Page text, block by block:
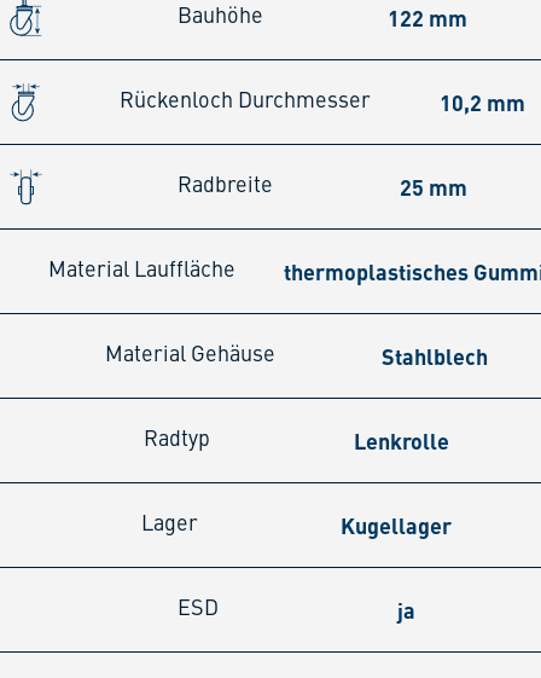
Bauhöhe 122 mm
Rückenloch Durchmesser 10,2 mm
Radbreite 25 mm
Material Lauffläche thermoplastisches
Material Gehäuse Stahlblech
Radtyp Lenkrolle
Lager Kugellager
ESD ja